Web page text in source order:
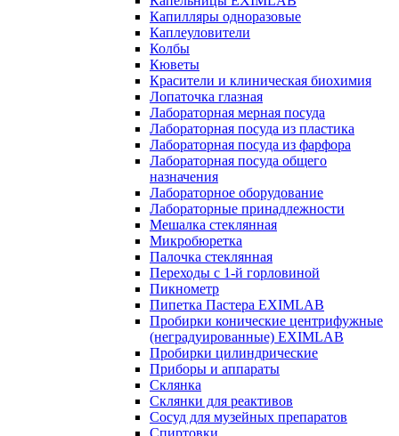
Капилляры одноразовые
Каплеуловители
Колбы
Кюветы
Красители и клиническая биохимия
Лопаточка глазная
Лабораторная мерная посуда
Лабораторная посуда из пластика
Лабораторная посуда из фарфора
Лабораторная посуда общего
назначения
Лабораторное оборудование
Лабораторные принадлежности
Мешалка стеклянная
Микробюретка
Палочка стеклянная
Переходы с 1-й горловиной
Пикнометр
Пипетка Пастера EXIMLAB
Пробирки конические центрифужные
(неградуированные) EXIMLAB
Пробирки цилиндрические
Приборы и аппараты
Склянка
Склянки для реактивов
Сосуд для музейных препаратов